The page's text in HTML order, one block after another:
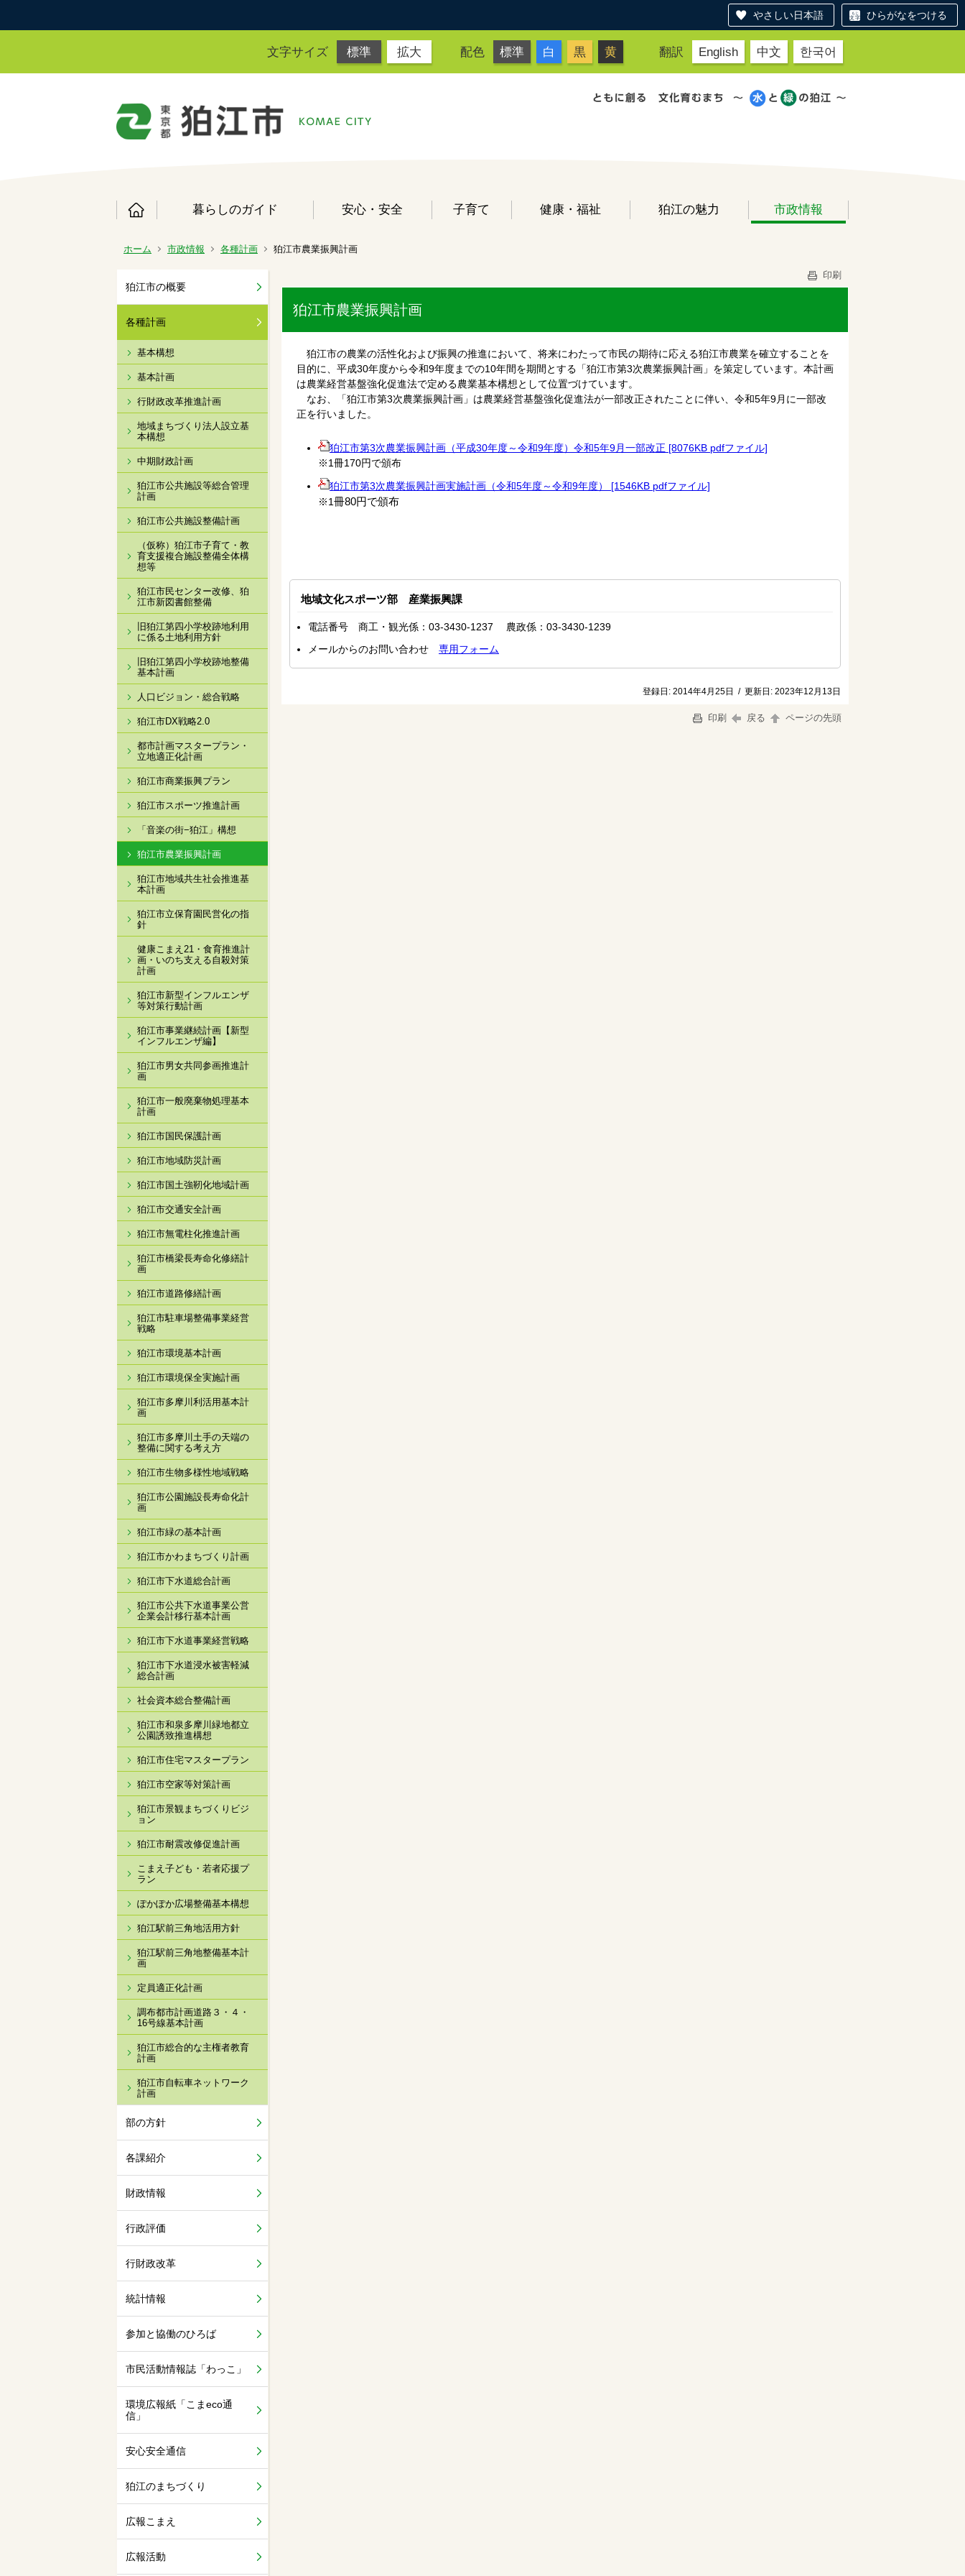
やさしい日本語 ひらがなをつける
文字サイズ 標準 拡大 配色 標準 白 黒 黄 翻訳 English 中文 한국어
暮らしのガイド 安心・安全 子育て 健康・福祉 狛江の魅力 市政情報
ホーム 市政情報 各種計画 狛江市農業振興計画
狛江市の概要
各種計画
基本構想
基本計画
行財政改革推進計画
地域まちづくり法人設立基
本構想
中期財政計画
狛江市公共施設等総合管理
計画
狛江市公共施設整備計画
（仮称）狛江市子育て・教
育支援複合施設整備全体構
想等
狛江市民センター改修、狛
江市新図書館整備
旧狛江第四小学校跡地利用
に係る土地利用方針
旧狛江第四小学校跡地整備
基本計画
人口ビジョン・総合戦略
狛江市DX戦略2.0
都市計画マスタープラン・
立地適正化計画
狛江市商業振興プラン
狛江市スポーツ推進計画
「音楽の街−狛江」構想
狛江市農業振興計画
狛江市地域共生社会推進基
本計画
狛江市立保育園民営化の指
針
健康こまえ21・食育推進計
画・いのち支える自殺対策
計画
狛江市新型インフルエンザ
等対策行動計画
狛江市事業継続計画【新型
インフルエンザ編】
狛江市男女共同参画推進計
画
狛江市一般廃棄物処理基本
計画
狛江市国民保護計画
狛江市地域防災計画
狛江市国土強靭化地域計画
狛江市交通安全計画
狛江市無電柱化推進計画
狛江市橋梁長寿命化修繕計
画
狛江市道路修繕計画
狛江市駐車場整備事業経営
戦略
狛江市環境基本計画
狛江市環境保全実施計画
狛江市多摩川利活用基本計
画
狛江市多摩川土手の天端の
整備に関する考え方
狛江市生物多様性地域戦略
狛江市公園施設長寿命化計
画
狛江市緑の基本計画
狛江市かわまちづくり計画
狛江市下水道総合計画
狛江市公共下水道事業公営
企業会計移行基本計画
狛江市下水道事業経営戦略
狛江市下水道浸水被害軽減
総合計画
社会資本総合整備計画
狛江市和泉多摩川緑地都立
公園誘致推進構想
狛江市住宅マスタープラン
狛江市空家等対策計画
狛江市景観まちづくりビジ
ョン
狛江市耐震改修促進計画
こまえ子ども・若者応援プ
ラン
ぽかぽか広場整備基本構想
狛江駅前三角地活用方針
狛江駅前三角地整備基本計
画
定員適正化計画
調布都市計画道路３・４・
16号線基本計画
狛江市総合的な主権者教育
計画
狛江市自転車ネットワーク
計画
部の方針
各課紹介
財政情報
行政評価
行財政改革
統計情報
参加と協働のひろば
市民活動情報誌「わっこ」
環境広報紙「こまeco通
信」
安心安全通信
狛江のまちづくり
広報こまえ
広報活動
印刷
狛江市農業振興計画
狛江市の農業の活性化および振興の推進において、将来にわたって市民の期待に応える狛江市農業を確立することを
目的に、平成30年度から令和9年度までの10年間を期間とする「狛江市第3次農業振興計画」を策定しています。本計画
は農業経営基盤強化促進法で定める農業基本構想として位置づけています。
なお、「狛江市第3次農業振興計画」は農業経営基盤強化促進法が一部改正されたことに伴い、令和5年9月に一部改
正を行いました。
狛江市第3次農業振興計画（平成30年度～令和9年度）令和5年9月一部改正 [8076KB pdfファイル]
※1冊170円で頒布
狛江市第3次農業振興計画実施計画（令和5年度～令和9年度） [1546KB pdfファイル]
※1冊80円で頒布
地域文化スポーツ部 産業振興課
電話番号 商工・観光係：03-3430-1237 農政係：03-3430-1239
メールからのお問い合わせ 専用フォーム
登録日: 2014年4月25日 / 更新日: 2023年12月13日
印刷 戻る ページの先頭